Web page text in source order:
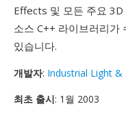
Effects 및 모든 주요
소스 C++ 라이브러리가
있습니다.
개발자: Industrial Light &
최초 출시: 1월 2003